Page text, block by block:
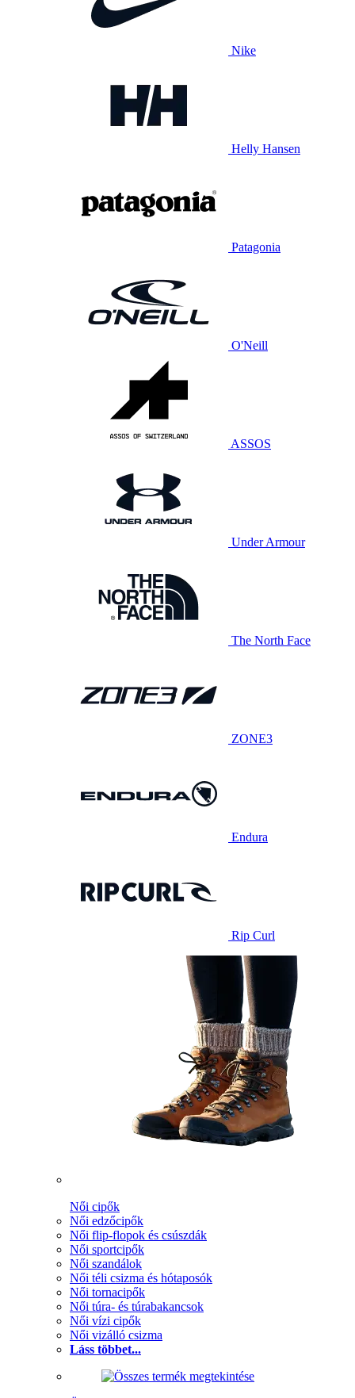
Nike
Helly Hansen
Patagonia
O'Neill
ASSOS
Under Armour
The North Face
ZONE3
Endura
Rip Curl
Női cipők
Női edzőcipők
Női flip-flopok és csúszdák
Női sportcipők
Női szandálok
Női téli csizma és hótaposók
Női tornacipők
Női túra- és túrabakancsok
Női vízi cipők
Női vizálló csizma
Láss többet...